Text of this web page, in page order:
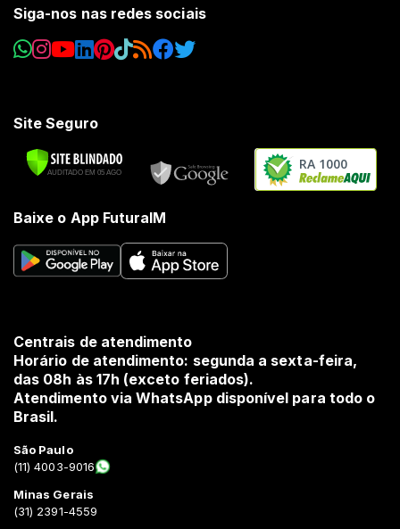
Siga-nos nas redes sociais
Site Seguro
RA 1000
Baixe o App FuturaIM
Centrais de atendimento
Horário de atendimento: segunda a sexta-feira,
das 08h às 17h (exceto feriados).
Atendimento via WhatsApp disponível para todo o
Brasil.
São Paulo
(11) 4003-9016
Minas Gerais
(31) 2391-4559